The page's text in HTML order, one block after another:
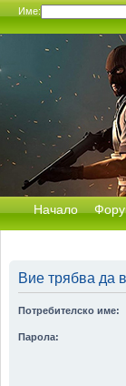
Име:
Начало
Вие трябва да
Потребителско име:
Парола: